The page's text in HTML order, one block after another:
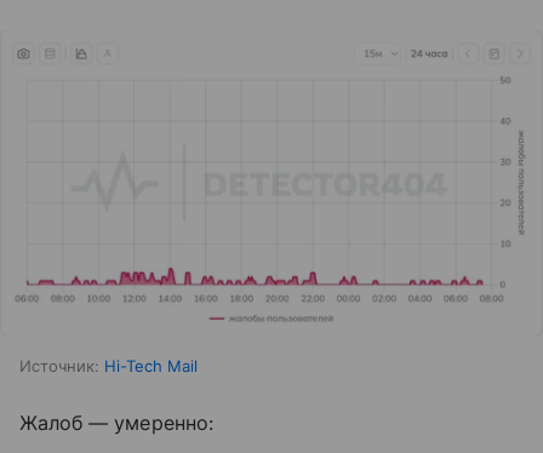
Источник: Hi-Tech Mail
Жалоб — умеренно: